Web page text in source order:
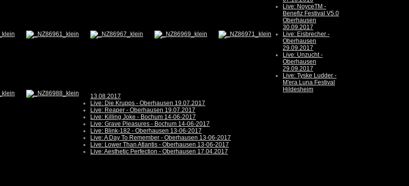
Live: NoyceTM -
Benefiz Festival V5.0
Oberhausen
30.09.2017
Live: Eisbrecher -
Oberhausen
29.09.2017
Live: Unzucht -
Oberhausen
29.09.2017
Live: Tyske Ludder -
M'era Luna Festival
Hildesheim
13.08.2017
Live: Die Krupps - Oberhausen 19.07.2017
Live: Reaper - Oberhausen 19.07.2017
Live: Killing Joke - Bochum 14-06-2017
Live: Grave Pleasures - Bochum 14-06-2017
Live: Blink-182 - Oberhausen 13-06-2017
Live: A Day To Remember - Oberhausen 13-06-2017
Live: Lower Than Atlantis - Oberhausen 13-06-2017
Live: Aesthetic Perfection - Oberhausen 17.04.2017